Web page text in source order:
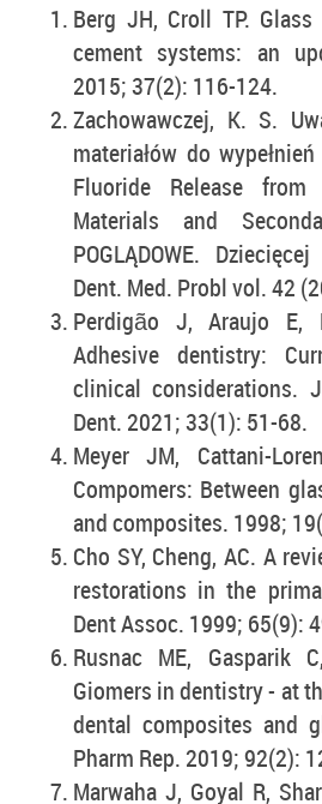
Berg JH, Croll TP.
cement systems: an
2015; 37(2): 116-124.
Zachowawczej, K. S.
materiałów do
Fluoride Release from
Materials and
POGLĄDOWE.
Dent. Med. Probl vol. 42
Perdigão J, Araujo E,
Adhesive dentistry:
clinical considerations.
Dent. 2021; 33(1): 51-68.
Meyer JM, Cattani-
Compomers: Between
and composites. 1998;
Cho SY, Cheng, AC. A
restorations in the
Dent Assoc. 1999; 65(9):
Rusnac ME,
Giomers in dentistry - at
dental composites and
Pharm Rep. 2019; 92(2):
Marwaha J, Goyal R,